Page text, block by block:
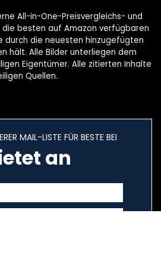
All-in-One-Preisvergleichs- und
besten auf Amazon verfügbaren
durch die neuesten hinzugefügten
hält. Alle Bilder unterliegen dem
Eigentümer. Alle zitierten Inhalte
Quellen.
MAIL-LISTE FÜR BESTE BEI
an